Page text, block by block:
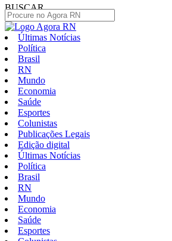
BUSCAR
Últimas Notícias
Política
Brasil
RN
Mundo
Economia
Saúde
Esportes
Colunistas
Publicações Legais
Edição digital
Últimas Notícias
Política
Brasil
RN
Mundo
Economia
Saúde
Esportes